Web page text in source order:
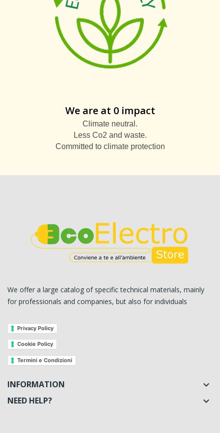
We are at 0 impact
Climate neutral.
Less Co2 and waste.
Committed to climate protection
We offer a large catalog of specific technical materials, mainly
for professionals and companies, but also for individuals
Privacy Policy
Cookie Policy
Termini e Condizioni
INFORMATION 
NEED HELP? 